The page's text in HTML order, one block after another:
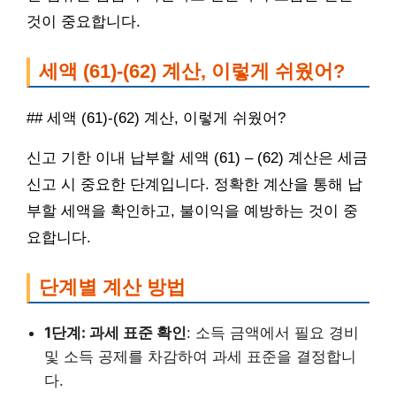
것이 중요합니다.
세액 (61)-(62) 계산, 이렇게 쉬웠어?
## 세액 (61)-(62) 계산, 이렇게 쉬웠어?
신고 기한 이내 납부할 세액 (61) – (62) 계산은 세금
신고 시 중요한 단계입니다. 정확한 계산을 통해 납
부할 세액을 확인하고, 불이익을 예방하는 것이 중
요합니다.
단계별 계산 방법
1단계: 과세 표준 확인: 소득 금액에서 필요 경비
및 소득 공제를 차감하여 과세 표준을 결정합니
다.